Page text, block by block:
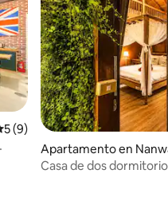
promedio: 5 de 5, 9
5 (9)
|
Apartamento en
age
Casa de dos